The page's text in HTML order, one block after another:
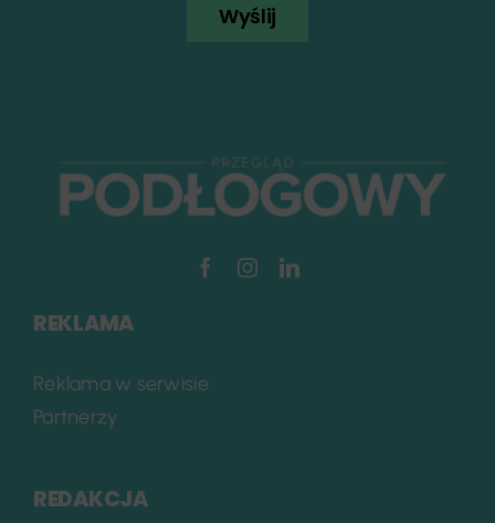
Wyślij
REKLAMA
Reklama w serwisie
Partnerzy
REDAKCJA